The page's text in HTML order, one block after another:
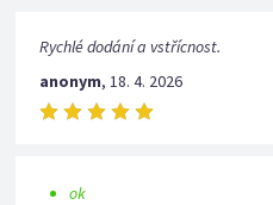
Rychlé dodání a vstřícnost.
anonym,18. 4. 2026
ok